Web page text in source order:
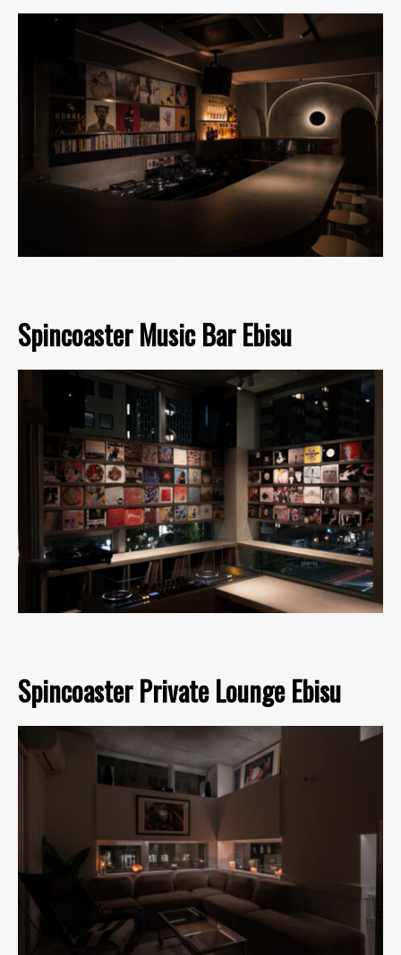
Spincoaster Music Bar Ebisu
Spincoaster Private Lounge Ebisu